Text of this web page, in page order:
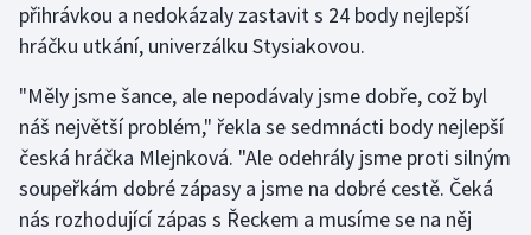
Triatlon
Veslování
Vodní slalom
Volejbal
přihrávkou a nedokázaly zastavit s 24 body nejlepší
hráčku utkání, univerzálku Stysiakovou.
"Měly jsme šance, ale nepodávaly jsme dobře, což byl
náš největší problém," řekla se sedmnácti body nejlepší
česká hráčka Mlejnková. "Ale odehrály jsme proti silným
soupeřkám dobré zápasy a jsme na dobré cestě. Čeká
nás rozhodující zápas s Řeckem a musíme se na něj